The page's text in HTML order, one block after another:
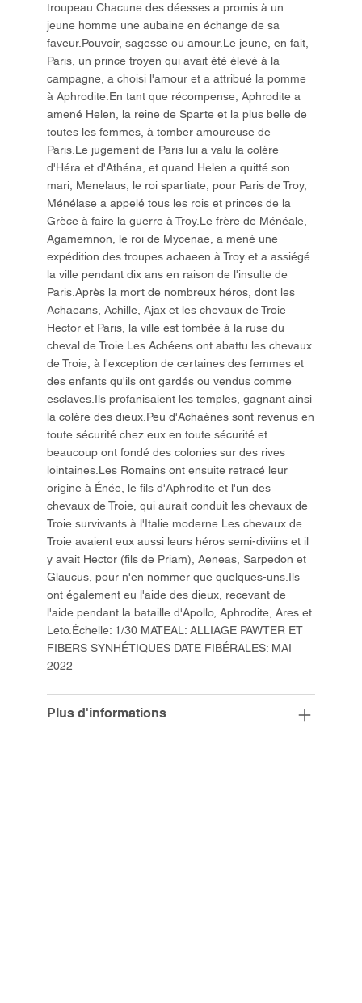
troupeau.Chacune des déesses a promis à un
jeune homme une aubaine en échange de sa
faveur.Pouvoir, sagesse ou amour.Le jeune, en fait,
Paris, un prince troyen qui avait été élevé à la
campagne, a choisi l'amour et a attribué la pomme
à Aphrodite.En tant que récompense, Aphrodite a
amené Helen, la reine de Sparte et la plus belle de
toutes les femmes, à tomber amoureuse de
Paris.Le jugement de Paris lui a valu la colère
d'Héra et d'Athéna, et quand Helen a quitté son
mari, Menelaus, le roi spartiate, pour Paris de Troy,
Ménélase a appelé tous les rois et princes de la
Grèce à faire la guerre à Troy.Le frère de Ménéale,
Agamemnon, le roi de Mycenae, a mené une
expédition des troupes achaeen à Troy et a assiégé
la ville pendant dix ans en raison de l'insulte de
Paris.Après la mort de nombreux héros, dont les
Achaeans, Achille, Ajax et les chevaux de Troie
Hector et Paris, la ville est tombée à la ruse du
cheval de Troie.Les Achéens ont abattu les chevaux
de Troie, à l'exception de certaines des femmes et
des enfants qu'ils ont gardés ou vendus comme
esclaves.Ils profanisaient les temples, gagnant ainsi
la colère des dieux.Peu d'Achaènes sont revenus en
toute sécurité chez eux en toute sécurité et
beaucoup ont fondé des colonies sur des rives
lointaines.Les Romains ont ensuite retracé leur
origine à Énée, le fils d'Aphrodite et l'un des
chevaux de Troie, qui aurait conduit les chevaux de
Troie survivants à l'Italie moderne.Les chevaux de
Troie avaient eux aussi leurs héros semi-diviins et il
y avait Hector (fils de Priam), Aeneas, Sarpedon et
Glaucus, pour n'en nommer que quelques-uns.Ils
ont également eu l'aide des dieux, recevant de
l'aide pendant la bataille d'Apollo, Aphrodite, Ares et
Leto.Échelle: 1/30 MATEAL: ALLIAGE PAWTER ET
FIBERS SYNHÉTIQUES DATE FIBÉRALES: MAI
2022
Plus d'informations